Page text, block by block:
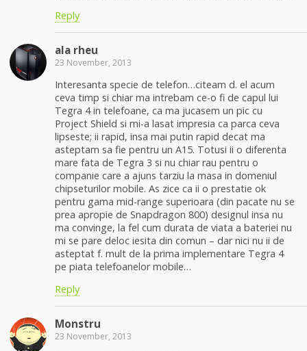
Reply
ala rheu
23 November, 2013
Interesanta specie de telefon…citeam d. el acum
ceva timp si chiar ma intrebam ce-o fi de capul lui
Tegra 4 in telefoane, ca ma jucasem un pic cu
Project Shield si mi-a lasat impresia ca parca ceva
lipseste; ii rapid, insa mai putin rapid decat ma
asteptam sa fie pentru un A15. Totusi ii o diferenta
mare fata de Tegra 3 si nu chiar rau pentru o
companie care a ajuns tarziu la masa in domeniul
chipseturilor mobile. As zice ca ii o prestatie ok
pentru gama mid-range superioara (din pacate nu se
prea apropie de Snapdragon 800) designul insa nu
ma convinge, la fel cum durata de viata a bateriei nu
mi se pare deloc iesita din comun – dar nici nu ii de
asteptat f. mult de la prima implementare Tegra 4
pe piata telefoanelor mobile…
Reply
Monstru
23 November, 2013